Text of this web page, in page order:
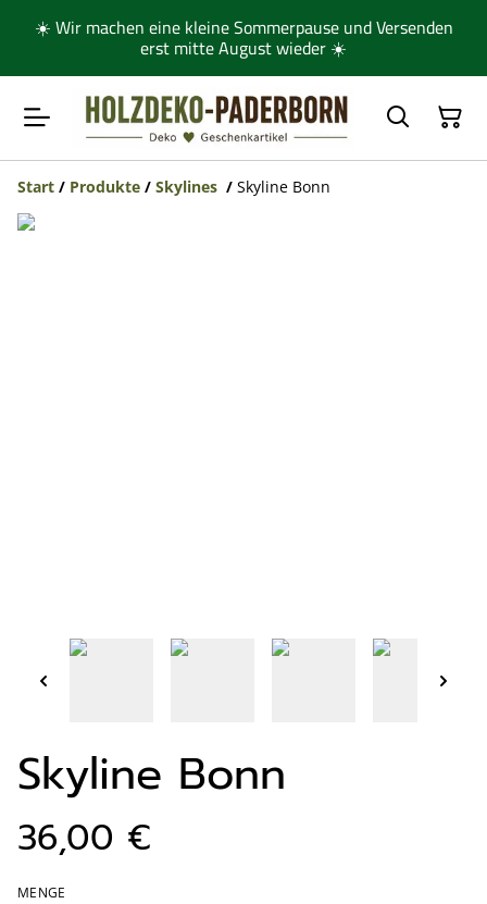
☀️ Wir machen eine kleine Sommerpause und Versenden
erst mitte August wieder ☀️
Start / Produkte / Skylines / Skyline Bonn
Skyline Bonn
36,00 €
MENGE